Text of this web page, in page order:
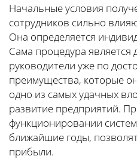
Начальные условия
сотрудников сильно
Она определяется
Сама процедура
руководители уже по
преимущества, которые
одно из самых удачных
развитие предприятий.
функционировании
ближайшие годы,
прибыли.